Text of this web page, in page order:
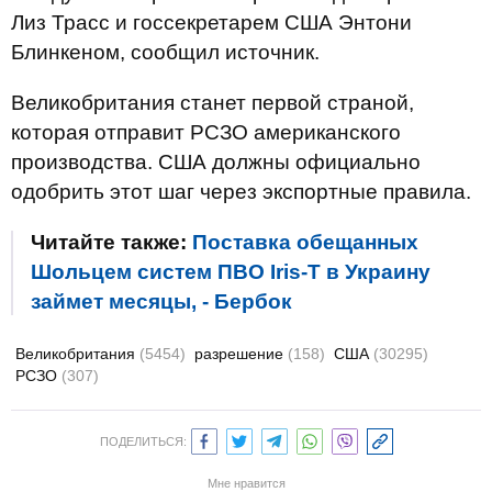
Лиз Трасс и госсекретарем США Энтони
Блинкеном, сообщил источник.
Великобритания станет первой страной,
которая отправит РСЗО американского
производства. США должны официально
одобрить этот шаг через экспортные правила.
Читайте также: Поставка обещанных
Шольцем систем ПВО Iris-T в Украину
займет месяцы, - Бербок
Великобритания (5454) разрешение (158) США (30295)
РСЗО (307)
ПОДЕЛИТЬСЯ:
Мне нравится